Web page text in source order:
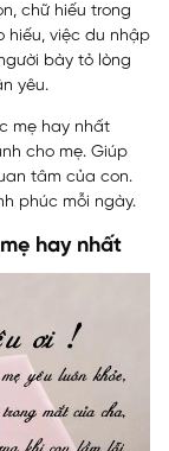
chữ hiếu trong
hiếu, việc du nhập
bày tỏ lòng
yêu.
mẹ hay nhất
cho mẹ. Giúp
tâm của con.
phúc mỗi ngày.
hay nhất